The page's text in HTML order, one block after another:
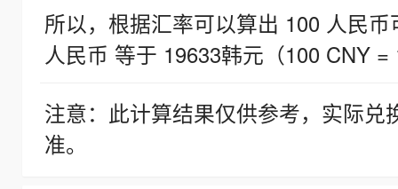
所以，根据汇率可以算出 100 人民
人民币 等于 19633韩元（100 CNY =
注意：此计算结果仅供参考，实际
准。